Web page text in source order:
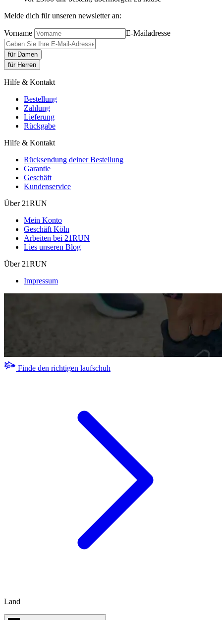
Melde dich für unseren newsletter an:
Vorname E-Mailadresse
für Damen
für Herren
Hilfe & Kontakt
Bestellung
Zahlung
Lieferung
Rückgabe
Hilfe & Kontakt
Rücksendung deiner Bestellung
Garantie
Geschäft
Kundenservice
Über 21RUN
Mein Konto
Geschäft Köln
Arbeiten bei 21RUN
Lies unseren Blog
Über 21RUN
Impressum
Finde den richtigen laufschuh
Land